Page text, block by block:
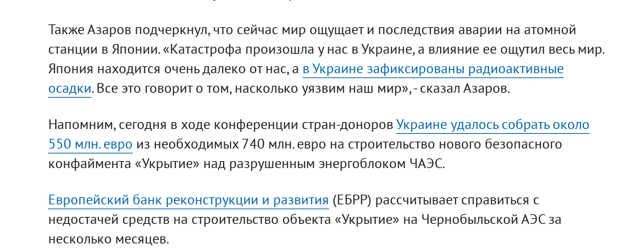
Также Азаров подчеркнул, что сейчас мир ощущает и последствия аварии на атомной
станции в Японии. «Катастрофа произошла у нас в Украине, а влияние ее ощутил весь мир.
Япония находится очень далеко от нас, а в Украине зафиксированы радиоактивные
осадки. Все это говорит о том, насколько уязвим наш мир», - сказал Азаров.
Напомним, сегодня в ходе конференции стран-доноровУкраине удалось собрать около
550 млн. евро из необходимых 740 млн. евро на строительство нового безопасного
конфаймента «Укрытие» над разрушенным энергоблоком ЧАЭС.
Европейский банк реконструкции и развития (ЕБРР) рассчитывает справиться с
недостачей средств на строительство объекта «Укрытие» на Чернобыльской АЭС за
несколько месяцев.